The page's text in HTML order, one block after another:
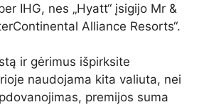
IHG, nes „Hyatt“ įsigijo Mr &
Alliance Resorts“.
ir gėrimus išpirksite
naudojama kita valiuta, nei
premijos suma